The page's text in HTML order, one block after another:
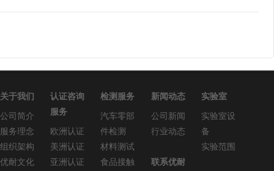
关于我们
公司简介
服务理念
组织架构
优耐文化
认证咨询
服务
欧洲认证
美洲认证
亚洲认证
检测服务
汽车零部
件检测
材料测试
食品接触
新闻动态
公司新闻
行业动态
实验室
实验室设
备
实验范围
联系优耐